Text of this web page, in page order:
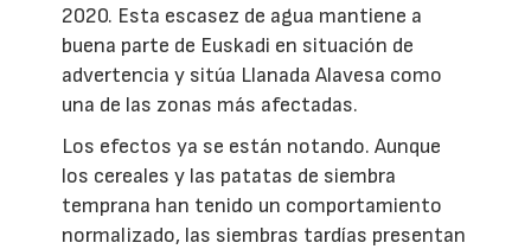
2020. Esta escasez de agua mantiene a
buena parte de Euskadi en situación de
advertencia y sitúa Llanada Alavesa como
una de las zonas más afectadas.
Los efectos ya se están notando. Aunque
los cereales y las patatas de siembra
temprana han tenido un comportamiento
normalizado, las siembras tardías presentan